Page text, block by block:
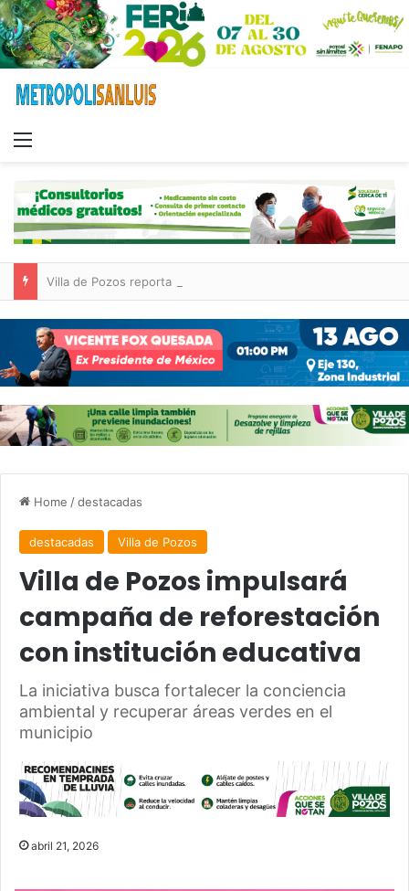
Home /destacadas
destacadas Villa de Pozos
Villa de Pozos impulsará
campaña de reforestación
con institución educativa
La iniciativa busca fortalecer la conciencia
ambiental y recuperar áreas verdes en el
municipio
abril 21, 2026